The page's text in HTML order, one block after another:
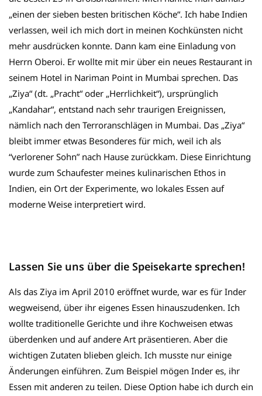
„einen der sieben besten britischen Köche“. Ich habe Indien
verlassen, weil ich mich dort in meinen Kochkünsten nicht
mehr ausdrücken konnte. Dann kam eine Einladung von
Herrn Oberoi. Er wollte mit mir über ein neues Restaurant in
seinem Hotel in Nariman Point in Mumbai sprechen. Das
„Ziya“ (dt. „Pracht“ oder „Herrlichkeit“), ursprünglich
„Kandahar“, entstand nach sehr traurigen Ereignissen,
nämlich nach den Terroranschlägen in Mumbai. Das „Ziya“
bleibt immer etwas Besonderes für mich, weil ich als
“verlorener Sohn” nach Hause zurückkam. Diese Einrichtung
wurde zum Schaufester meines kulinarischen Ethos in
Indien, ein Ort der Experimente, wo lokales Essen auf
moderne Weise interpretiert wird.
Lassen Sie uns über die Speisekarte sprechen!
Als das Ziya im April 2010 eröffnet wurde, war es für Inder
wegweisend, über ihr eigenes Essen hinauszudenken. Ich
wollte traditionelle Gerichte und ihre Kochweisen etwas
überdenken und auf andere Art präsentieren. Aber die
wichtigen Zutaten blieben gleich. Ich musste nur einige
Änderungen einführen. Zum Beispiel mögen Inder es, ihr
Essen mit anderen zu teilen. Diese Option habe ich durch ein